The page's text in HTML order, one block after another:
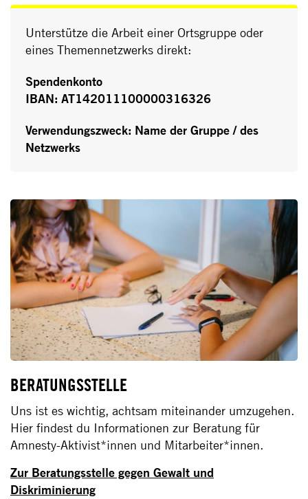
Unterstütze die Arbeit einer Ortsgruppe oder
eines Themennetzwerks direkt:
Spendenkonto
IBAN: AT142011100000316326
Verwendungszweck: Name der Gruppe / des
Netzwerks
BERATUNGSSTELLE
Uns ist es wichtig, achtsam miteinander umzugehen.
Hier findest du Informationen zur Beratung für
Amnesty-Aktivist*innen und Mitarbeiter*innen.
Zur Beratungsstelle gegen Gewalt und
Diskriminierung